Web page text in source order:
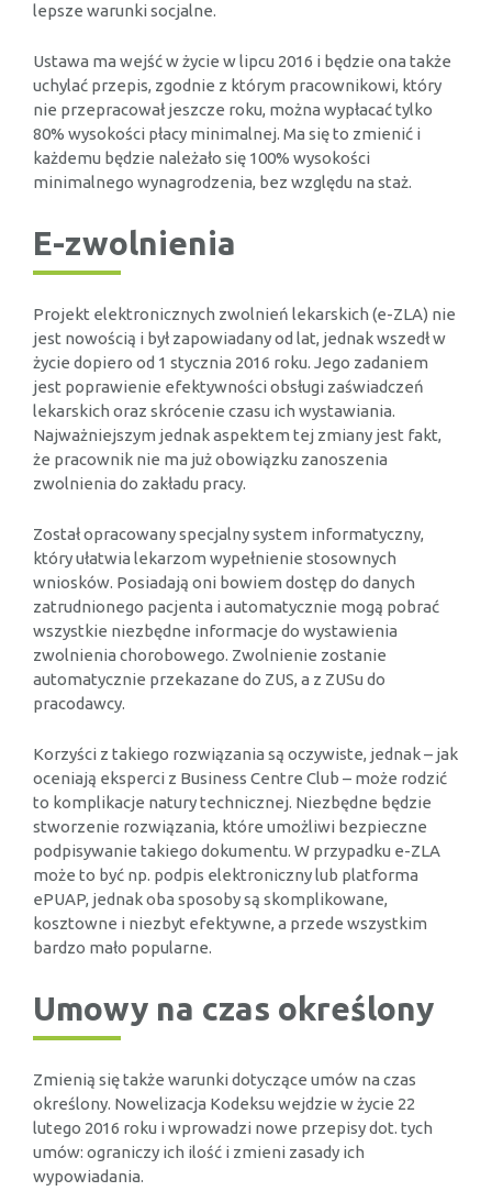
lepsze warunki socjalne.
Ustawa ma wejść w życie w lipcu 2016 i będzie ona także
uchylać przepis, zgodnie z którym pracownikowi, który
nie przepracował jeszcze roku, można wypłacać tylko
80% wysokości płacy minimalnej. Ma się to zmienić i
każdemu będzie należało się 100% wysokości
minimalnego wynagrodzenia, bez względu na staż.
E-zwolnienia
Projekt elektronicznych zwolnień lekarskich (e-ZLA) nie
jest nowością i był zapowiadany od lat, jednak wszedł w
życie dopiero od 1 stycznia 2016 roku. Jego zadaniem
jest poprawienie efektywności obsługi zaświadczeń
lekarskich oraz skrócenie czasu ich wystawiania.
Najważniejszym jednak aspektem tej zmiany jest fakt,
że pracownik nie ma już obowiązku zanoszenia
zwolnienia do zakładu pracy.
Został opracowany specjalny system informatyczny,
który ułatwia lekarzom wypełnienie stosownych
wniosków. Posiadają oni bowiem dostęp do danych
zatrudnionego pacjenta i automatycznie mogą pobrać
wszystkie niezbędne informacje do wystawienia
zwolnienia chorobowego. Zwolnienie zostanie
automatycznie przekazane do ZUS, a z ZUSu do
pracodawcy.
Korzyści z takiego rozwiązania są oczywiste, jednak – jak
oceniają eksperci z Business Centre Club – może rodzić
to komplikacje natury technicznej. Niezbędne będzie
stworzenie rozwiązania, które umożliwi bezpieczne
podpisywanie takiego dokumentu. W przypadku e-ZLA
może to być np. podpis elektroniczny lub platforma
ePUAP, jednak oba sposoby są skomplikowane,
kosztowne i niezbyt efektywne, a przede wszystkim
bardzo mało popularne.
Umowy na czas określony
Zmienią się także warunki dotyczące umów na czas
określony. Nowelizacja Kodeksu wejdzie w życie 22
lutego 2016 roku i wprowadzi nowe przepisy dot. tych
umów: ograniczy ich ilość i zmieni zasady ich
wypowiadania.